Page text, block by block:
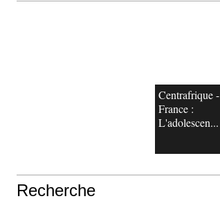
Centrafrique -
France :
L'adolescen...
Recherche